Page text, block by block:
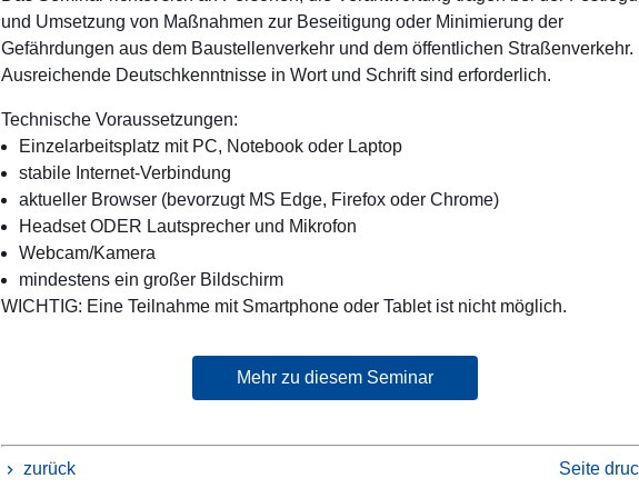
und Umsetzung von Maßnahmen zur Beseitigung oder Minimierung der
Gefährdungen aus dem Baustellenverkehr und dem öffentlichen Straßenverkehr.
Ausreichende Deutschkenntnisse in Wort und Schrift sind erforderlich.
Technische Voraussetzungen:
Einzelarbeitsplatz mit PC, Notebook oder Laptop
stabile Internet-Verbindung
aktueller Browser (bevorzugt MS Edge, Firefox oder Chrome)
Headset ODER Lautsprecher und Mikrofon
Webcam/Kamera
mindestens ein großer Bildschirm
WICHTIG: Eine Teilnahme mit Smartphone oder Tablet ist nicht möglich.
Mehr zu diesem Seminar
Seite
zurück